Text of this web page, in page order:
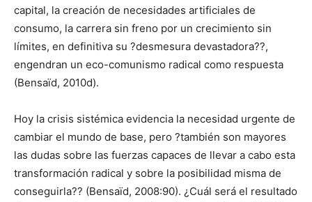
capital, la creación de necesidades artificiales de
consumo, la carrera sin freno por un crecimiento sin
límites, en definitiva su ?desmesura devastadora??,
engendran un eco-comunismo radical como respuesta
(Bensaïd, 2010d).
Hoy la crisis sistémica evidencia la necesidad urgente de
cambiar el mundo de base, pero ?también son mayores
las dudas sobre las fuerzas capaces de llevar a cabo esta
transformación radical y sobre la posibilidad misma de
conseguirla?? (Bensaïd, 2008:90). ¿Cuál será el resultado